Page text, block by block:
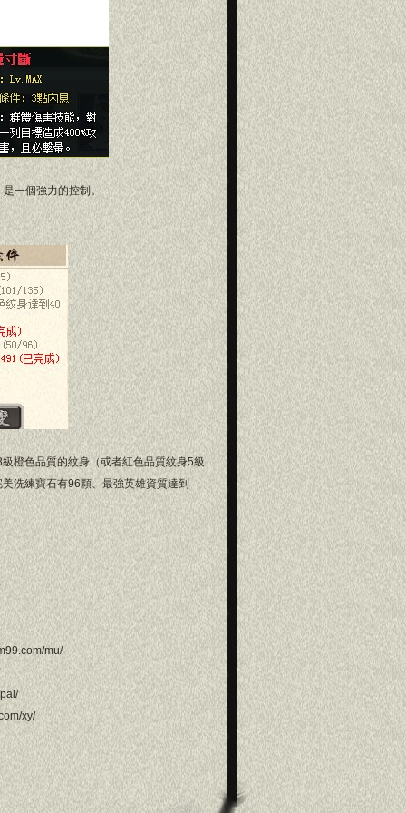
一個強力的控制。
色品質的紋身（或者紅色品質紋身5級
洗練寶石有96顆、最強英雄資質達到
mu/
xy/